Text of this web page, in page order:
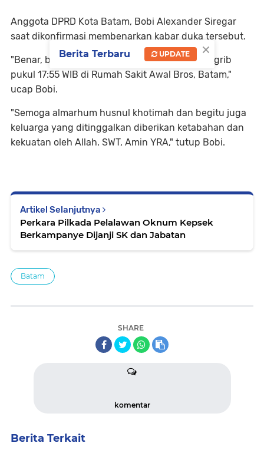
Anggota DPRD Kota Batam, Bobi Alexander Siregar
saat dikonfirmasi membenarkan kabar duka tersebut.
"Benar, beliau meninggal dunia menjelang magrib
pukul 17:55 WIB di Rumah Sakit Awal Bros, Batam,"
ucap Bobi.
"Semoga almarhum husnul khotimah dan begitu juga
keluarga yang ditinggalkan diberikan ketabahan dan
kekuatan oleh Allah. SWT, Amin YRA," tutup Bobi.
Artikel Selanjutnya
Perkara Pilkada Pelalawan Oknum Kepsek
Berkampanye Dijanji SK dan Jabatan
Batam
SHARE
komentar
Berita Terkait
×
Berita Terbaru UPDATE